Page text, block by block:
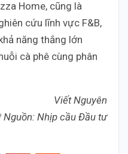
Home, cũng là
cứu lĩnh vực F&B,
năng thắng lớn
cà phê cùng phân
Viết Nguyên
Nguồn: Nhịp cầu Đầu tư